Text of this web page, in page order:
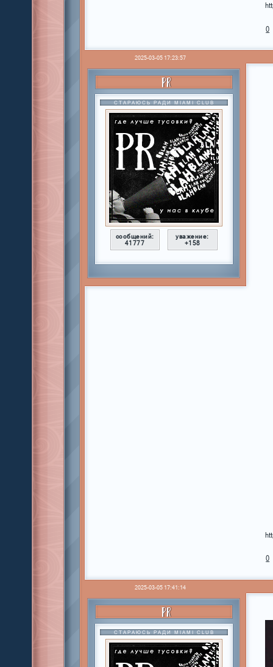
0
2025-03-05 17:23:57
PR
СТАРАЮСЬ РАДИ MIAMI CLUB
сообщений:
41777
уважение:
+158
0
2025-03-05 17:41:14
PR
СТАРАЮСЬ РАДИ MIAMI CLUB